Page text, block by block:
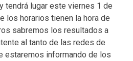
tendrá lugar este viernes 1 de
los horarios tienen la hora de
sabremos los resultados a
al tanto de las redes de
estaremos informando de los